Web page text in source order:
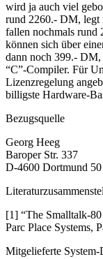
wird ja auch viel
rund 2260.- DM, legt
fallen nochmals rund
können sich über
dann noch 399.- DM,
“C”-Compiler. Für
Lizenzregelung
billigste Hardware-
Bezugsquelle
Georg Heeg
Baroper Str. 337
D-4600 Dortmund 50
[1] “The Smalltalk-
Parc Place Systems,
Mitgelieferte